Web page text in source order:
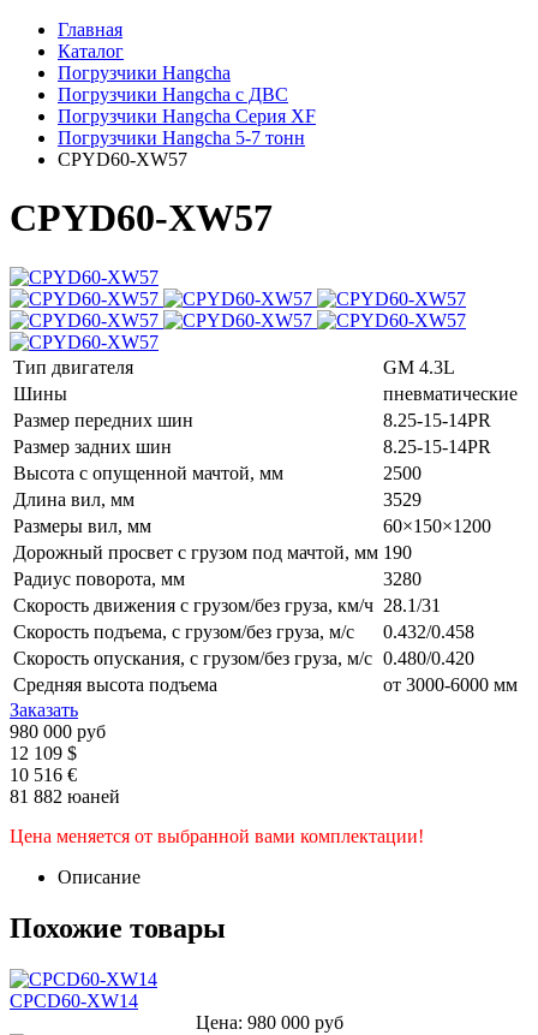
Главная
Каталог
Погрузчики Hangcha
Погрузчики Hangcha с ДВС
Погрузчики Hangcha Серия XF
Погрузчики Hangcha 5-7 тонн
CPYD60-XW57
CPYD60-XW57
Тип двигателя
GM 4.3L
Шины
пневматические
Размер передних шин
8.25-15-14PR
Размер задних шин
8.25-15-14PR
Высота с опущенной мачтой, мм
2500
Длина вил, мм
3529
Размеры вил, мм
60×150×1200
Дорожный просвет с грузом под мачтой, мм 190
Радиус поворота, мм
3280
Скорость движения с грузом/без груза, км/ч 28.1/31
Скорость подъема, с грузом/без груза, м/с
0.432/0.458
Скорость опускания, с грузом/без груза, м/с 0.480/0.420
Средняя высота подъема
от 3000-6000 мм
Заказать
980 000 руб
12 109 $
10 516 €
81 882 юаней
Цена меняется от выбранной вами комплектации!
Описание
Похожие товары
CPCD60-XW14
Цена: 980 000 руб